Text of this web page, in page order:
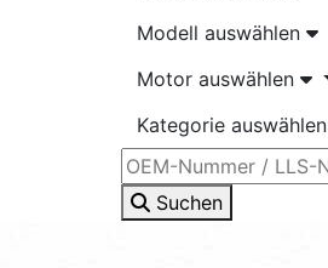
Modell auswählen
Motor auswählen
Kategorie auswählen
Suchen